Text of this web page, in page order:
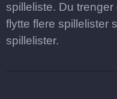
spilleliste. Du
flytte flere spillelister
spillelister.